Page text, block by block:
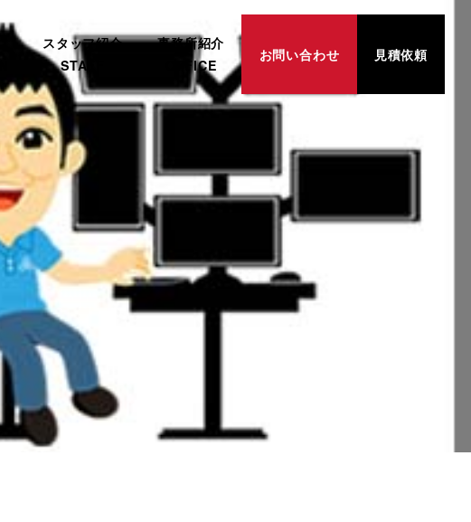
スタッフ紹介
STAFF
事務所紹介
OFFICE
お問い合わせ 見積依頼